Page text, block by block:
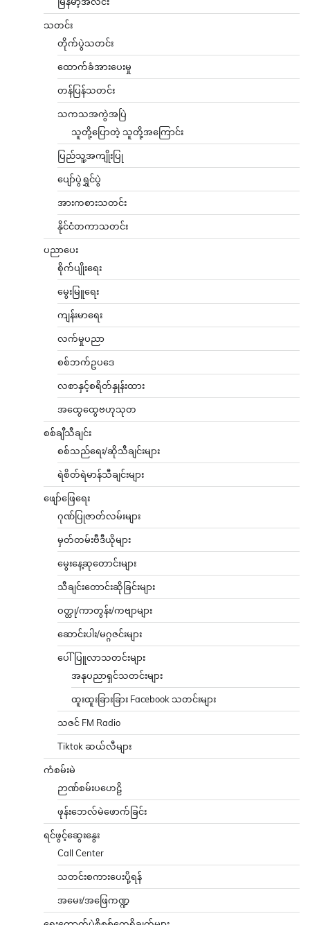
သတင်း
တိုက်ပွဲသတင်း
ထောက်ခံအားပေးမှု
တန်ပြန်သတင်း
သကသအကွဲအပြဲ
သူတို့ပြောတဲ့ သူတို့အကြောင်း
ပြည်သူ့အကျိုးပြု
ပျော်ပွဲရွှင်ပွဲ
အားကစားသတင်း
နိုင်ငံတကာသတင်း
ပညာပေး
စိုက်ပျိုးရေး
မွေးမြူရေး
ကျန်းမာရေး
လက်မှုပညာ
စစ်ဘက်ဥပဒေ
လစာနှင့်စရိတ်နှုန်းထား
အထွေထွေဗဟုသုတ
စစ်ချီသီချင်း
စစ်သည်ရေး/ဆိုသီချင်းများ
ရဲစိတ်ရဲမာန်သီချင်းများ
ဖျော်ဖြေရေး
ဂုဏ်ပြုဇာတ်လမ်းများ
မှတ်တမ်းဗီဒီယိုများ
မွေးနေ့ဆုတောင်းများ
သီချင်းတောင်းဆိုခြင်းများ
ဝတ္ထု/ကာတွန်း/ကဗျာများ
ဆောင်းပါး/မဂ္ဂဇင်းများ
ပေါ်ပြူလာသတင်းများ
အနုပညာရှင်သတင်းများ
ထူးထူးခြားခြား Facebook သတင်းများ
သဇင် FM Radio
Tiktok ဆယ်လီများ
ကံစမ်းမဲ
ဉာဏ်စမ်းပဟေဠိ
ဖုန်းဘေလ်မဲဖောက်ခြင်း
ရင်ဖွင့်ဆွေးနွေး
Call Center
သတင်းစကားပေးပို့ရန်
အမေး/အဖြေကဏ္ဍ